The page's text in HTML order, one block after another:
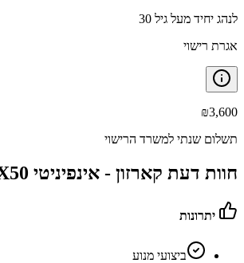
לנהג יחיד מעל גיל 30
אגרת רישוי
₪3,600
תשלום שנתי למשרד הרישוי
חוות דעת קארזון - אינפיניטי QX50
יתרונות
ביצועי מנוע